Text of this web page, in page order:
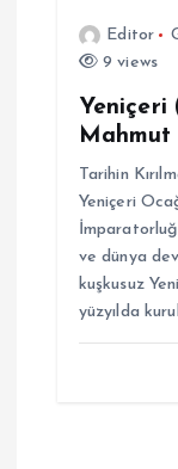
Editor
9 views
Yeniçeri
Mahmut
Tarihin
Yeniçeri
ve dünya
kuşkusuz
yüzyılda